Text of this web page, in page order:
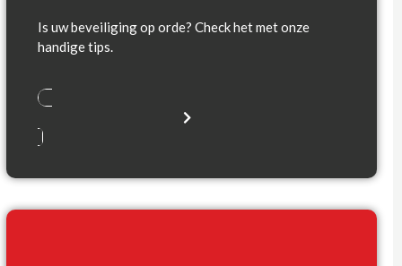
Is uw beveiliging op orde? Check het met onze
handige tips.